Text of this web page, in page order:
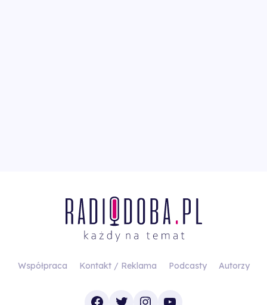
Współpraca Kontakt / Reklama Podcasty Autorzy
Facebook
TwitterInstagram
YouTube